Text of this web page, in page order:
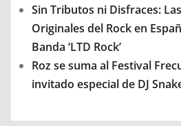
Sin Tributos ni Disfraces:
Originales del Rock en
Banda ‘LTD Rock’
Roz se suma al Festival
invitado especial de DJ